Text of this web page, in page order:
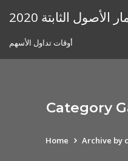
الثابتة 2020
أوقات تداول الأسهم
Category
Home Archive by